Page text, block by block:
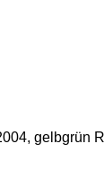
gelbgrün